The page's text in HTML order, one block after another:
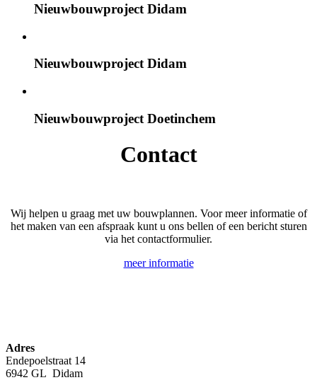
Nieuwbouwproject Didam
Nieuwbouwproject Didam
Nieuwbouwproject Doetinchem
Contact
Wij helpen u graag met uw bouwplannen. Voor meer informatie of
het maken van een afspraak kunt u ons bellen of een bericht sturen
via het contactformulier.
meer informatie
Adres
Endepoelstraat 14
6942 GL Didam